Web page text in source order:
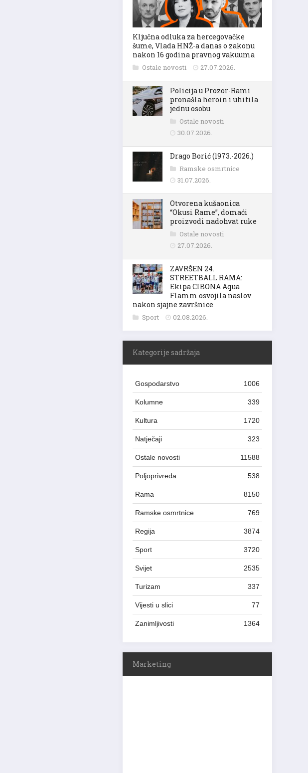
Ključna odluka za hercegovačke
šume, Vlada HNŽ-a danas o zakonu
nakon 16 godina pravnog vakuuma
Ostale novosti 27.07.2026.
Policija u Prozor-Rami
pronašla heroin i uhitila
jednu osobu
Ostale novosti
30.07.2026.
Drago Borić (1973.-2026.)
Ramske osmrtnice
31.07.2026.
Otvorena kušaonica
“Okusi Rame”, domaći
proizvodi nadohvat ruke
Ostale novosti
27.07.2026.
ZAVRŠEN 24.
STREETBALL RAMA:
Ekipa CIBONA Aqua
Flamm osvojila naslov
nakon sjajne završnice
Sport 02.08.2026.
Kategorije sadržaja
Gospodarstvo 1006
Kolumne 339
Kultura 1720
Natječaji 323
Ostale novosti 11588
Poljoprivreda 538
Rama 8150
Ramske osmrtnice 769
Regija 3874
Sport 3720
Svijet 2535
Turizam 337
Vijesti u slici 77
Zanimljivosti 1364
Marketing